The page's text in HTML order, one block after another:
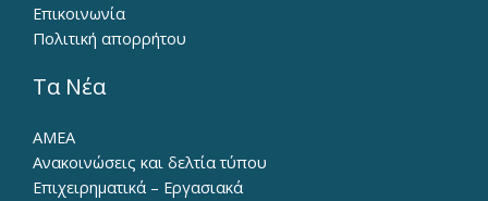
Επικοινωνία
Πολιτική απορρήτου
Τα Νέα
ΑΜΕΑ
Ανακοινώσεις και δελτία τύπου
Επιχειρηματικά – Εργασιακά